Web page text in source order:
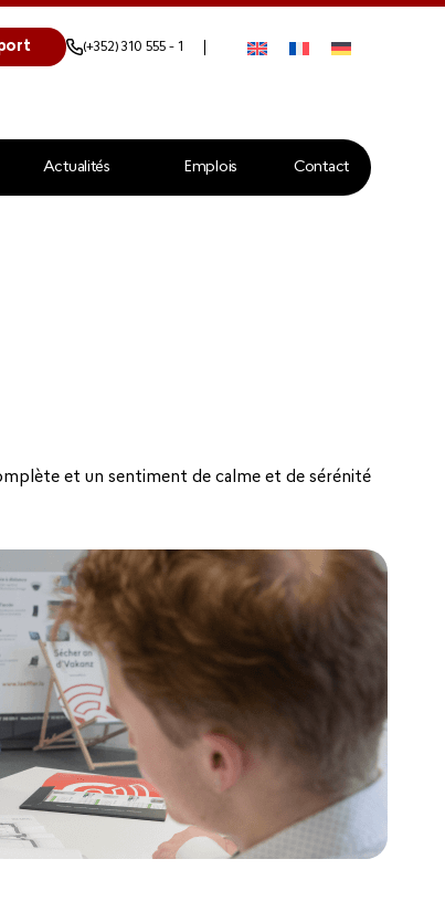
(+352) 310 555 - 1
Actualités Emplois Contact
et un sentiment de calme et de sérénité